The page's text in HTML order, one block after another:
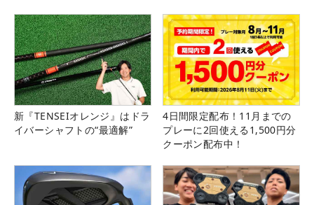
新『TENSEIオレンジ』はドラ
イバーシャフトの“最適解”
4日間限定配布！11月までの
プレーに2回使える1,500円分
クーポン配布中！